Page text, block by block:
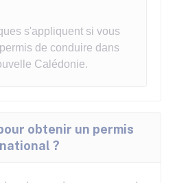
s'appliquent si vous
de conduire dans
Calédonie.
obtenir un permis
?